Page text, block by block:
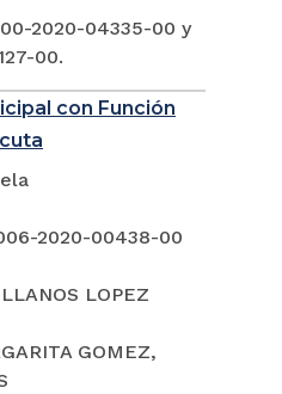
2020-04335-00 y
00.
con Función
2020-00438-00
LOPEZ
GOMEZ,